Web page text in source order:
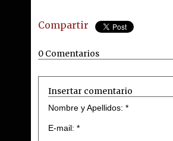
Compartir
0 Comentarios
Insertar comentario
Nombre y Apellidos: *
E-mail: *